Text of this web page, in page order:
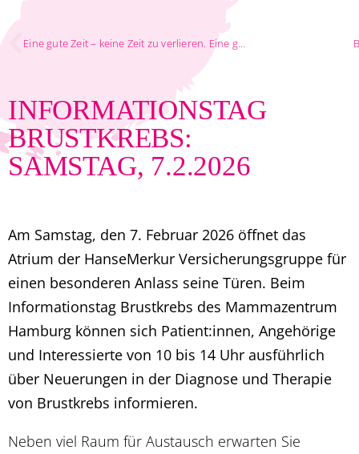
Eine gute Zeit – keine Zeit zu verlieren. Eine gute Zeit für Ihre Spende!
INFORMATIONSTAG
BRUSTKREBS:
SAMSTAG, 7.2.2026
Am Samstag, den 7. Februar 2026 öffnet das
Atrium der HanseMerkur Versicherungsgruppe für
einen besonderen Anlass seine Türen. Beim
Informationstag Brustkrebs des Mammazentrum
Hamburg können sich Patient:innen, Angehörige
und Interessierte von 10 bis 14 Uhr ausführlich
über Neuerungen in der Diagnose und Therapie
von Brustkrebs informieren.
Neben viel Raum für Austausch erwarten Sie